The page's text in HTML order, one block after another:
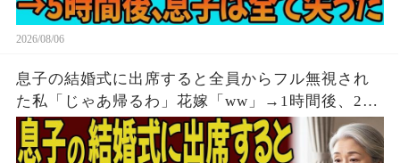
2026/08/06
息子の結婚式に出席すると全員からフル無視され
た私「じゃあ帰るわ」花嫁「ww」→1時間後、2人
からの鬼電をフル無視した